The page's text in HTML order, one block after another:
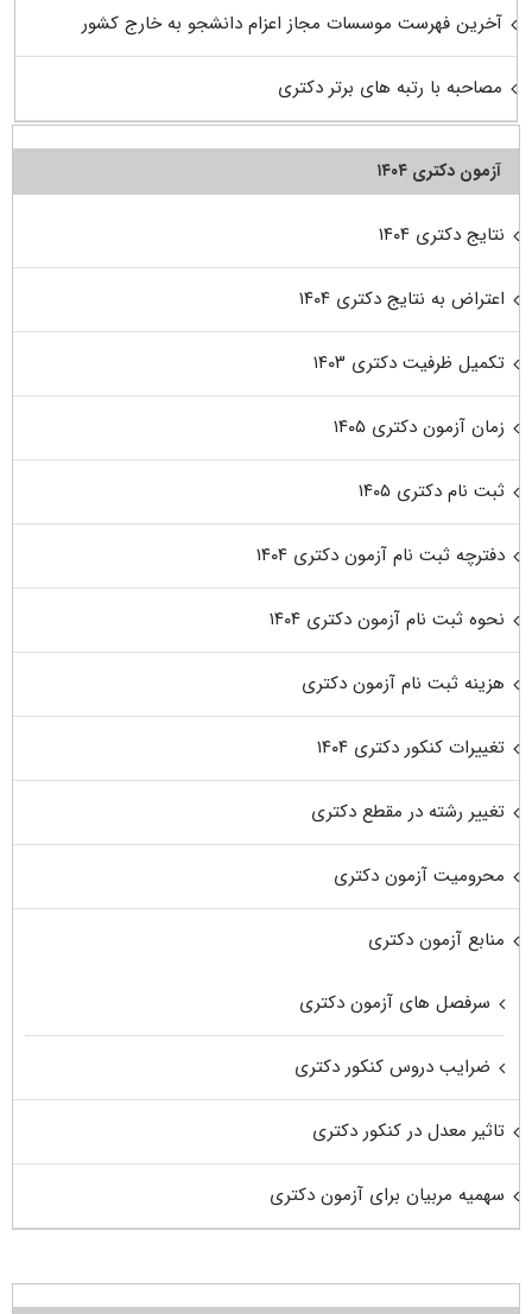
آخرین فهرست موسسات مجاز اعزام دانشجو به خارج کشور
مصاحبه با رتبه های برتر دکتری
آزمون دکتری ۱۴۰۴
نتایج دکتری ۱۴۰۴
اعتراض به نتایج دکتری ۱۴۰۴
تکمیل ظرفیت دکتری ۱۴۰۳
زمان آزمون دکتری ۱۴۰۵
ثبت نام دکتری ۱۴۰۵
دفترچه ثبت نام آزمون دکتری ۱۴۰۴
نحوه ثبت نام آزمون دکتری ۱۴۰۴
هزینه ثبت نام آزمون دکتری
تغییرات کنکور دکتری ۱۴۰۴
تغییر رشته در مقطع دکتری
محرومیت آزمون دکتری
منابع آزمون دکتری
سرفصل های آزمون دکتری
ضرایب دروس کنکور دکتری
تاثیر معدل در کنکور دکتری
سهمیه مربیان برای آزمون دکتری